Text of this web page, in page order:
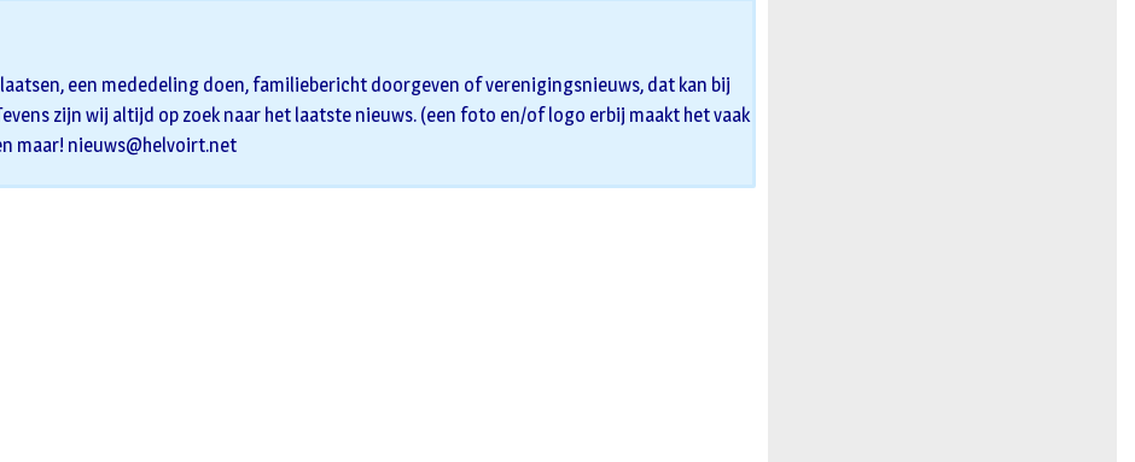
een mededeling doen, familiebericht doorgeven of verenigingsnieuws, dat kan bij
zijn wij altijd op zoek naar het laatste nieuws. (een foto en/of logo erbij maakt het vaak
maar! nieuws@helvoirt.net